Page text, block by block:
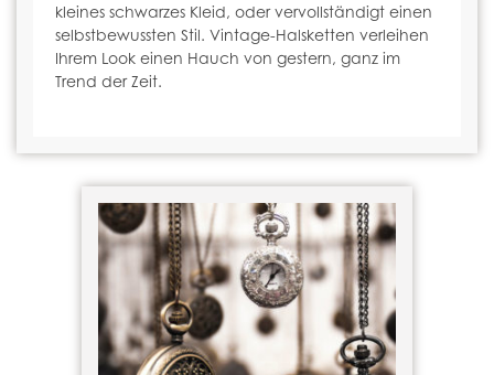
kleines schwarzes Kleid, oder vervollständigt einen
selbstbewussten Stil. Vintage-Halsketten verleihen
Ihrem Look einen Hauch von gestern, ganz im
Trend der Zeit.